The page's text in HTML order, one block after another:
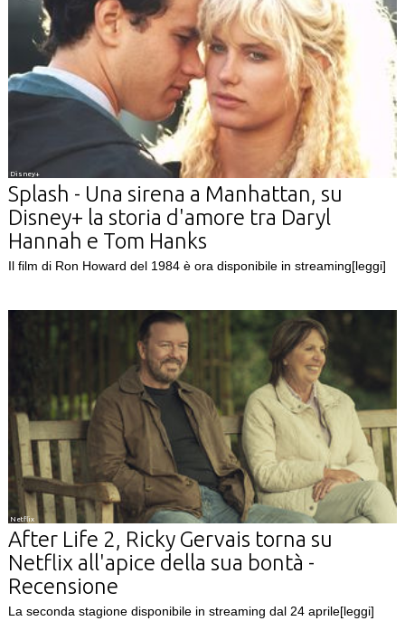
Disney+
Splash - Una sirena a Manhattan, su
Disney+ la storia d'amore tra Daryl
Hannah e Tom Hanks
Il film di Ron Howard del 1984 è ora disponibile in streaming[leggi]
Netflix
After Life 2, Ricky Gervais torna su
Netflix all'apice della sua bontà -
Recensione
La seconda stagione disponibile in streaming dal 24 aprile[leggi]